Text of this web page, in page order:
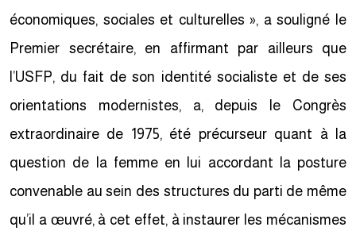
économiques, sociales et culturelles », a souligné le
Premier secrétaire, en affirmant par ailleurs que
l’USFP, du fait de son identité socialiste et de ses
orientations modernistes, a, depuis le Congrès
extraordinaire de 1975, été précurseur quant à la
question de la femme en lui accordant la posture
convenable au sein des structures du parti de même
qu’il a œuvré, à cet effet, à instaurer les mécanismes